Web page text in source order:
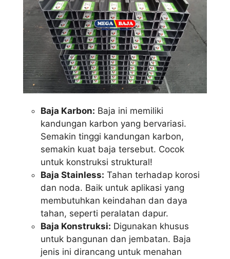
Baja Karbon: Baja ini memiliki
kandungan karbon yang bervariasi.
Semakin tinggi kandungan karbon,
semakin kuat baja tersebut. Cocok
untuk konstruksi struktural!
Baja Stainless: Tahan terhadap korosi
dan noda. Baik untuk aplikasi yang
membutuhkan keindahan dan daya
tahan, seperti peralatan dapur.
Baja Konstruksi: Digunakan khusus
untuk bangunan dan jembatan. Baja
jenis ini dirancang untuk menahan